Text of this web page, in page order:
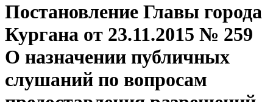
Постановление Главы города
Кургана от 23.11.2015 № 259
О назначении публичных
слушаний по вопросам